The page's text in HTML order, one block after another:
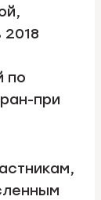
по
при